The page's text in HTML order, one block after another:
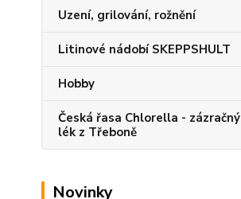
Uzení, grilování, rožnění
Litinové nádobí SKEPPSHULT
Hobby
Česká řasa Chlorella - zázračný
lék z Třeboně
Novinky